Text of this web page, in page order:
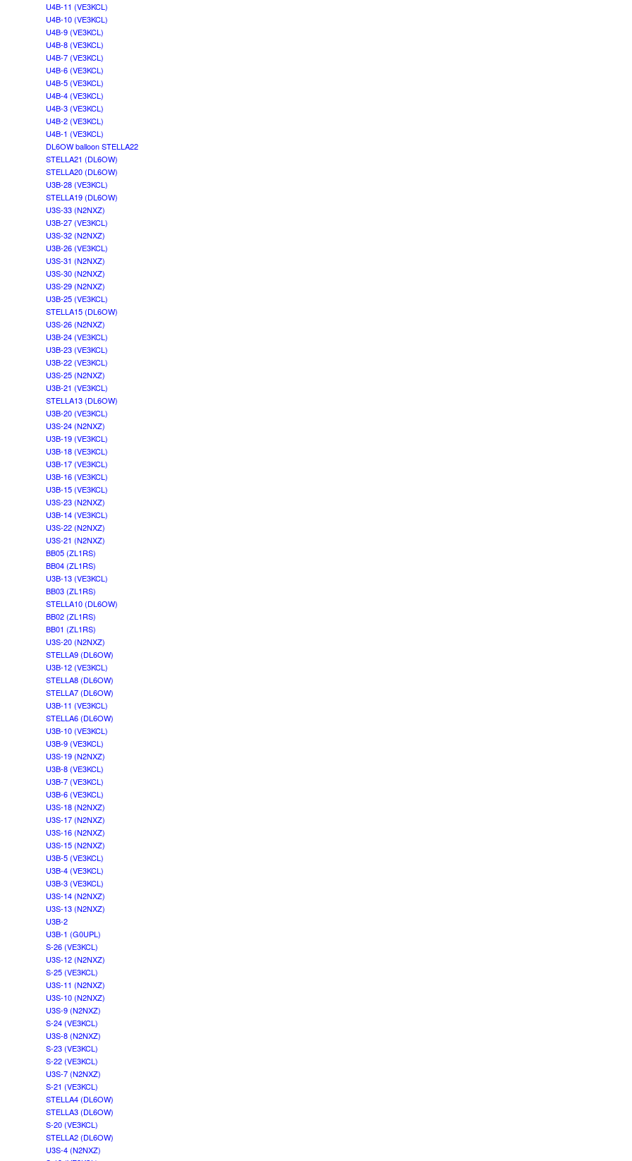
U4B-11 (VE3KCL)
U4B-10 (VE3KCL)
U4B-9 (VE3KCL)
U4B-8 (VE3KCL)
U4B-7 (VE3KCL)
U4B-6 (VE3KCL)
U4B-5 (VE3KCL)
U4B-4 (VE3KCL)
U4B-3 (VE3KCL)
U4B-2 (VE3KCL)
U4B-1 (VE3KCL)
DL6OW balloon STELLA22
STELLA21 (DL6OW)
STELLA20 (DL6OW)
U3B-28 (VE3KCL)
STELLA19 (DL6OW)
U3S-33 (N2NXZ)
U3B-27 (VE3KCL)
U3S-32 (N2NXZ)
U3B-26 (VE3KCL)
U3S-31 (N2NXZ)
U3S-30 (N2NXZ)
U3S-29 (N2NXZ)
U3B-25 (VE3KCL)
STELLA15 (DL6OW)
U3S-26 (N2NXZ)
U3B-24 (VE3KCL)
U3B-23 (VE3KCL)
U3B-22 (VE3KCL)
U3S-25 (N2NXZ)
U3B-21 (VE3KCL)
STELLA13 (DL6OW)
U3B-20 (VE3KCL)
U3S-24 (N2NXZ)
U3B-19 (VE3KCL)
U3B-18 (VE3KCL)
U3B-17 (VE3KCL)
U3B-16 (VE3KCL)
U3B-15 (VE3KCL)
U3S-23 (N2NXZ)
U3B-14 (VE3KCL)
U3S-22 (N2NXZ)
U3S-21 (N2NXZ)
BB05 (ZL1RS)
BB04 (ZL1RS)
U3B-13 (VE3KCL)
BB03 (ZL1RS)
STELLA10 (DL6OW)
BB02 (ZL1RS)
BB01 (ZL1RS)
U3S-20 (N2NXZ)
STELLA9 (DL6OW)
U3B-12 (VE3KCL)
STELLA8 (DL6OW)
STELLA7 (DL6OW)
U3B-11 (VE3KCL)
STELLA6 (DL6OW)
U3B-10 (VE3KCL)
U3B-9 (VE3KCL)
U3S-19 (N2NXZ)
U3B-8 (VE3KCL)
U3B-7 (VE3KCL)
U3B-6 (VE3KCL)
U3S-18 (N2NXZ)
U3S-17 (N2NXZ)
U3S-16 (N2NXZ)
U3S-15 (N2NXZ)
U3B-5 (VE3KCL)
U3B-4 (VE3KCL)
U3B-3 (VE3KCL)
U3S-14 (N2NXZ)
U3S-13 (N2NXZ)
U3B-2
U3B-1 (G0UPL)
S-26 (VE3KCL)
U3S-12 (N2NXZ)
S-25 (VE3KCL)
U3S-11 (N2NXZ)
U3S-10 (N2NXZ)
U3S-9 (N2NXZ)
S-24 (VE3KCL)
U3S-8 (N2NXZ)
S-23 (VE3KCL)
S-22 (VE3KCL)
U3S-7 (N2NXZ)
S-21 (VE3KCL)
STELLA4 (DL6OW)
STELLA3 (DL6OW)
S-20 (VE3KCL)
STELLA2 (DL6OW)
U3S-4 (N2NXZ)